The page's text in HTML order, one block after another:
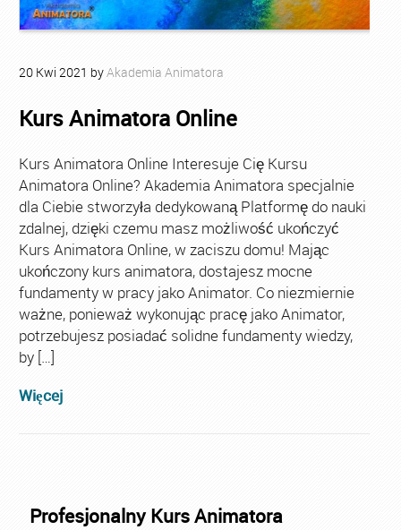
20 Kwi 2021 byAkademia Animatora
Kurs Animatora Online
Kurs Animatora Online Interesuje Cię Kursu
Animatora Online? Akademia Animatora specjalnie
dla Ciebie stworzyła dedykowaną Platformę do nauki
zdalnej, dzięki czemu masz możliwość ukończyć
Kurs Animatora Online, w zaciszu domu! Mając
ukończony kurs animatora, dostajesz mocne
fundamenty w pracy jako Animator. Co niezmiernie
ważne, ponieważ wykonując pracę jako Animator,
potrzebujesz posiadać solidne fundamenty wiedzy,
by […]
Więcej
Profesjonalny Kurs Animatora